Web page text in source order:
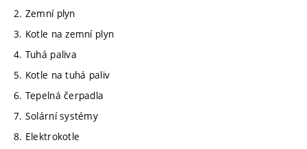
2. Zemní plyn
3. Kotle na zemní plyn
4. Tuhá paliva
5. Kotle na tuhá paliv
6. Tepelná čerpadla
7. Solární systémy
8. Elektrokotle